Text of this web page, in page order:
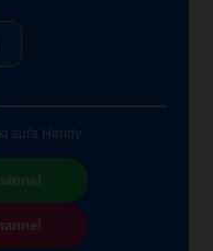
auf's Handy: